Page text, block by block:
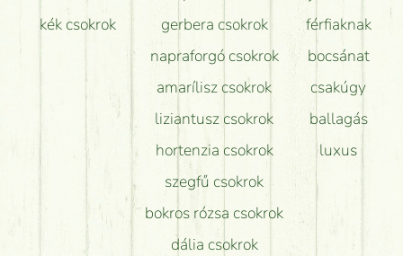
kék csokrok
gerbera csokrok
napraforgó csokrok
amarílisz csokrok
liziantusz csokrok
hortenzia csokrok
szegfű csokrok
bokros rózsa csokrok
dália csokrok
férfiaknak
bocsánat
csakúgy
ballagás
luxus